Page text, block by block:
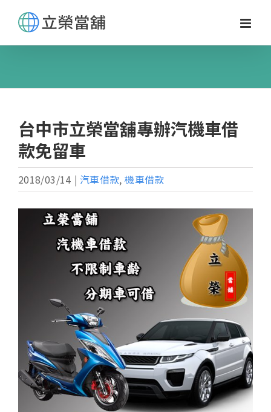
content
台中市立榮當舖專辦汽機車借
款免留車
2018/03/14 | 汽車借款,機車借款